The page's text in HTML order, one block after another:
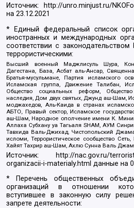
Источник: http://unro.minjust.ru/
на23.12.2021
* Единый федеральный список
иностранных и международных
соответствии с
террористическими:
Высший военный Маджлисуль Шура,
Дагестана, База, Асбат аль-Ансар,
Братья-мусульмане, Партия исламского
Исламская группа, Движение Талибан,
Общество социальных реформ,
наследия, Дом двух святых, Джунд аш-Шам,
моджахедов, Аль-Каида в странах
АБТО, Правый сектор, Исламское
аш-Шам, Народное ополчение имени К.
Аллаха Субхану уа Тагьаля SHAM, АУМ
Тавхида Валь-Джихад, Чистопольский
исломи, Террористическое сообщество
Хайят Тахрир аш-Шам, Ахлю Сунна Валь
Источник:
http://nac.gov.ru/
organizacii-i-materialy.html данные на
* Перечень общественных
организаций в отношении
вступившее в законную силу
запрете деятельности: